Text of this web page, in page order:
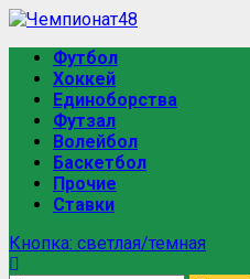
Футбол
Хоккей
Единоборства
Футзал
Волейбол
Баскетбол
Прочие
Ставки
Кнопка: светлая/темная